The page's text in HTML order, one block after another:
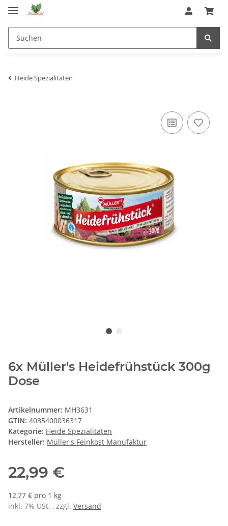
Heide Spezialitäten
6x Müller's Heidefrühstück 300g
Dose
Artikelnummer: MH3631
GTIN: 4035400036317
Kategorie: Heide Spezialitäten
Hersteller: Müller's Feinkost Manufaktur
22,99 €
12,77 € pro 1 kg
inkl. 7% USt. , zzgl. Versand